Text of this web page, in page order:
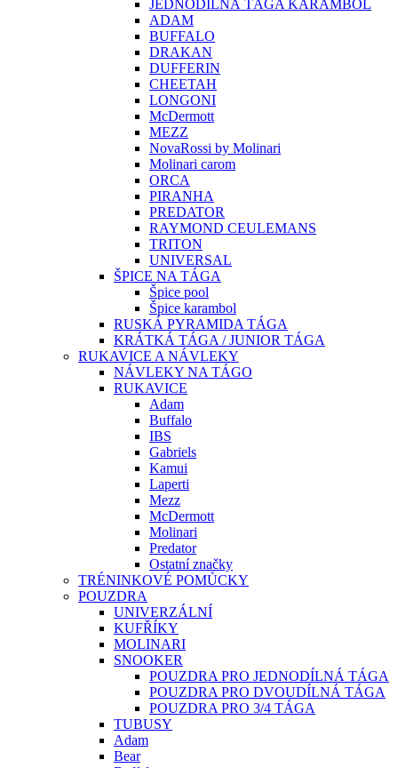
JEDNODÍLNÁ TÁGA KARAMBOL
ADAM
BUFFALO
DRAKAN
DUFFERIN
CHEETAH
LONGONI
McDermott
MEZZ
NovaRossi by Molinari
Molinari carom
ORCA
PIRANHA
PREDATOR
RAYMOND CEULEMANS
TRITON
UNIVERSAL
ŠPICE NA TÁGA
Špice pool
Špice karambol
RUSKÁ PYRAMIDA TÁGA
KRÁTKÁ TÁGA / JUNIOR TÁGA
RUKAVICE A NÁVLEKY
NÁVLEKY NA TÁGO
RUKAVICE
Adam
Buffalo
IBS
Gabriels
Kamui
Laperti
Mezz
McDermott
Molinari
Predator
Ostatní značky
TRÉNINKOVÉ POMŮCKY
POUZDRA
UNIVERZÁLNÍ
KUFŘÍKY
MOLINARI
SNOOKER
POUZDRA PRO JEDNODÍLNÁ TÁGA
POUZDRA PRO DVOUDÍLNÁ TÁGA
POUZDRA PRO 3/4 TÁGA
TUBUSY
Adam
Bear